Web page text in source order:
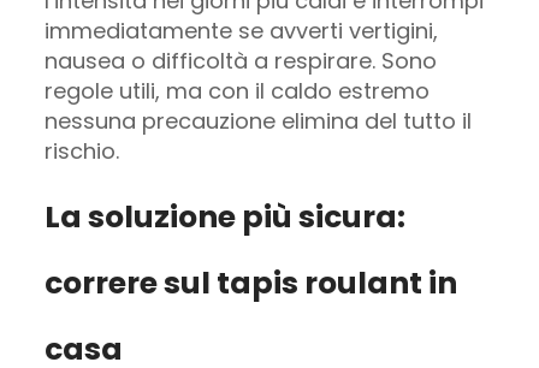
immediatamente se avverti vertigini,
nausea o difficoltà a respirare. Sono
regole utili, ma con il caldo estremo
nessuna precauzione elimina del tutto il
rischio.
La soluzione più sicura:
correre sul tapis roulant in
casa